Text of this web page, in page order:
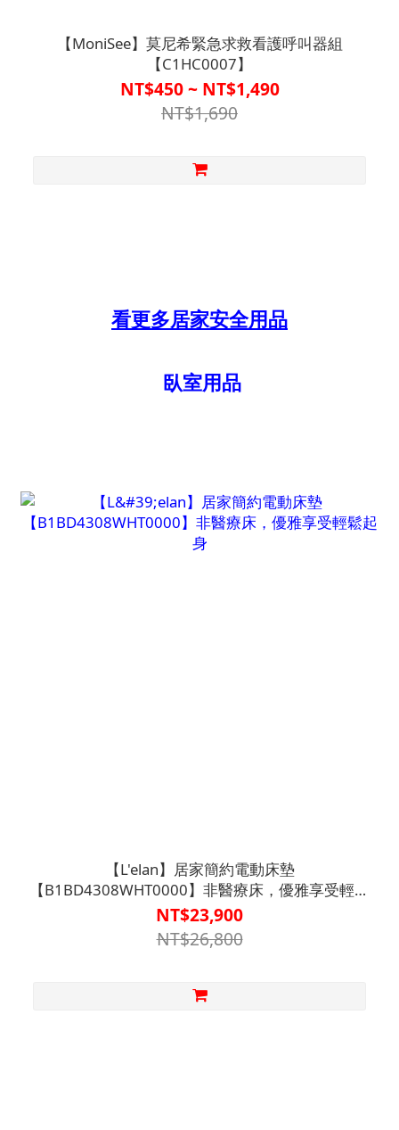
【MoniSee】莫尼希緊急求救看護呼叫器組
【C1HC0007】
NT$450 ~ NT$1,490
NT$1,690
看更多居家安全用品
臥室用品
【L'elan】居家簡約電動床墊
【B1BD4308WHT0000】非醫療床，優雅享受輕鬆
起身
NT$23,900
NT$26,800